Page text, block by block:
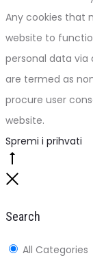
Any cookies that
website to
personal data
are termed as
procure user
website.
Spremi i prihvati
Search
All Categories